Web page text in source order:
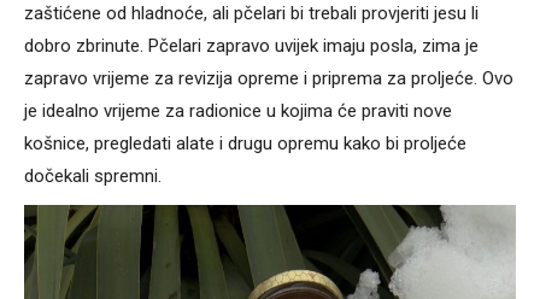
zaštićene od hladnoće, ali pčelari bi trebali provjeriti jesu li
dobro zbrinute. Pčelari zapravo uvijek imaju posla, zima je
zapravo vrijeme za revizija opreme i priprema za proljeće. Ovo
je idealno vrijeme za radionice u kojima će praviti nove
košnice, pregledati alate i drugu opremu kako bi proljeće
dočekali spremni.